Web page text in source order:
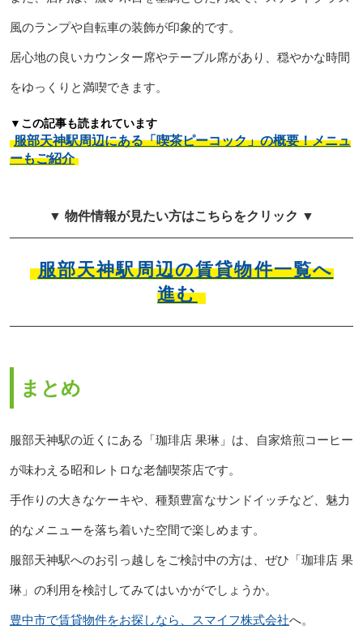
風のランプや自転車の装飾が印象的です。
居心地の良いカウンター席やテーブル席があり、穏やかな時間
をゆっくりと満喫できます。
▼この記事も読まれています
服部天神駅周辺にある「喫茶ピーコック」の概要！メニュ
ーもご紹介
▼ 物件情報が見たい方はこちらをクリック ▼
服部天神駅周辺の賃貸物件一覧へ
進む
まとめ
服部天神駅の近くにある「珈琲店 果琳」は、自家焙煎コーヒー
が味わえる昭和レトロな老舗喫茶店です。
手作りの大きなケーキや、種類豊富なサンドイッチなど、魅力
的なメニューを落ち着いた空間で楽しめます。
服部天神駅へのお引っ越しをご検討中の方は、ぜひ「珈琲店 果
琳」の利用を検討してみてはいかがでしょうか。
豊中市で賃貸物件をお探しなら、スマイフ株式会社へ。